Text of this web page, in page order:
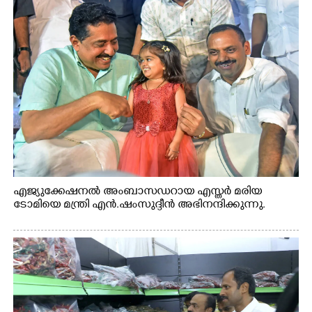
എജ്യുക്കേഷനൽ അംബാസഡറായ എസ്തർ മരിയ
ടോമിയെ മന്ത്രി എൻ.ഷംസുദ്ദീൻ അഭിനന്ദിക്കുന്നു.